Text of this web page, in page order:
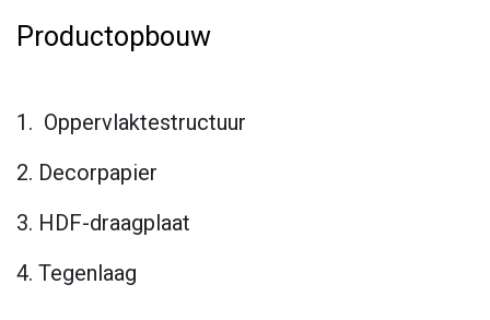
Productopbouw
1. Oppervlaktestructuur
2. Decorpapier
3. HDF-draagplaat
4. Tegenlaag